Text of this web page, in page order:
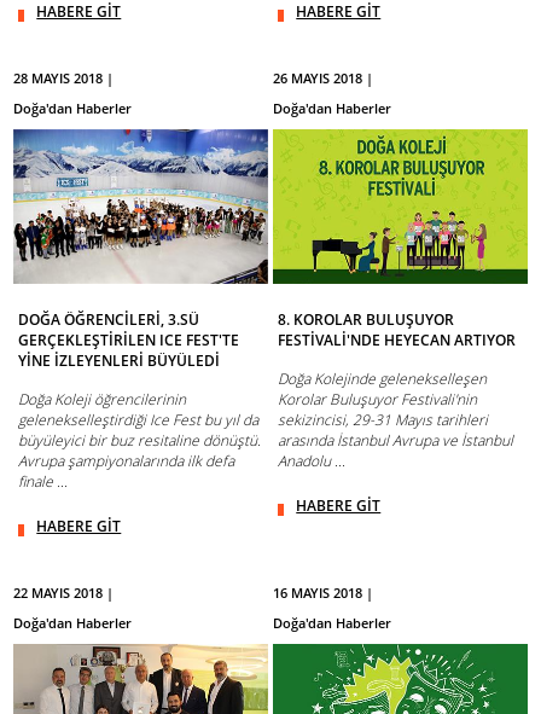
HABERE GİT HABERE GİT
28 MAYIS 2018 |
Doğa'dan Haberler
DOĞA ÖĞRENCİLERİ, 3.SÜ
GERÇEKLEŞTİRİLEN ICE FEST'TE
YİNE İZLEYENLERİ BÜYÜLEDİ
Doğa Koleji öğrencilerinin
gelenekselleştirdiği Ice Fest bu yıl da
büyüleyici bir buz resitaline dönüştü.
Avrupa şampiyonalarında ilk defa
finale ...
HABERE GİT
26 MAYIS 2018 |
Doğa'dan Haberler
8. KOROLAR BULUŞUYOR
FESTİVALİ'NDE HEYECAN ARTIYOR
Doğa Kolejinde gelenekselleşen
Korolar Buluşuyor Festivali'nin
sekizincisi, 29-31 Mayıs tarihleri
arasında İstanbul Avrupa ve İstanbul
Anadolu ...
HABERE GİT
22 MAYIS 2018 |
Doğa'dan Haberler
16 MAYIS 2018 |
Doğa'dan Haberler